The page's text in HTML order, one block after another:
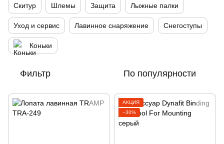
Скитур Шлемы Защита Лыжные палки
Уход и сервис Лавинное снаряжение Снегоступы
Коньки
Фильтр По популярности
АКЦИЯ
−30%